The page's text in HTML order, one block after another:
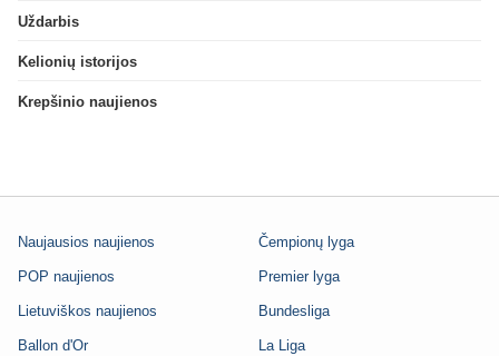
Uždarbis
Kelionių istorijos
Krepšinio naujienos
Naujausios naujienos
POP naujienos
Lietuviškos naujienos
Ballon d'Or
Čempionų lyga
Premier lyga
Bundesliga
La Liga